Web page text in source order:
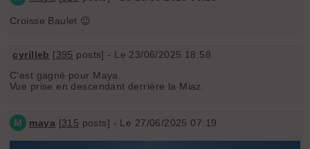
Croisse Baulet 😉
cyrilleb [395 posts] - Le 23/06/2025 18:58
C'est gagné pour Maya.
Vue prise en descendant derrière la Miaz.
M maya [315 posts] - Le 27/06/2025 07:19